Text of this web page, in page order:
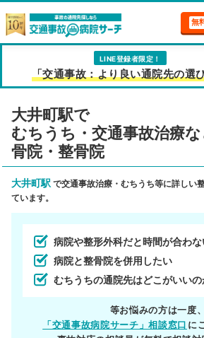
無
LINE登録者限定！
「交通事故：より良い通院先の選
大井町駅で
むちうち・交通事故治療
骨院・整骨院
大井町駅 で交通事故治療・むちうち等に詳しい
ています。
病院や整形外科だと時間が合わな
病院と整骨院を併用したい
むちうちの通院先はどこがいいの
等お悩みの方は一度、
「交通事故病院サーチ」相談窓口 に